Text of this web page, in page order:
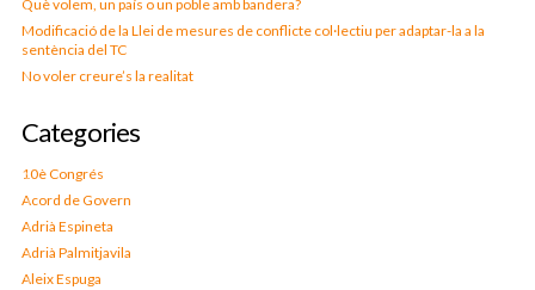
Què volem, un país o un poble amb bandera?
Modificació de la Llei de mesures de conflicte col·lectiu per adaptar-la a la
sentència del TC
No voler creure’s la realitat
Categories
10è Congrés
Acord de Govern
Adrià Espineta
Adrià Palmitjavila
Aleix Espuga